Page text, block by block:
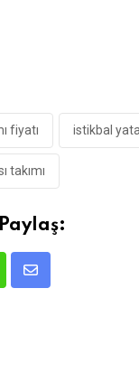
fiyatı istikbal
takımı